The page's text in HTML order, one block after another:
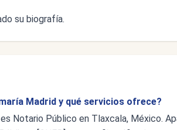
su biografía.
Madrid y qué servicios ofrece?
Notario Público en Tlaxcala, México.